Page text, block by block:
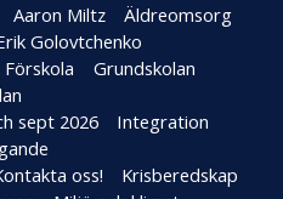
Aaron Miltz
Äldreomsorg
Golovtchenko
Förskola
Grundskolan
sept 2026
Integration
oss!
Krisberedskap